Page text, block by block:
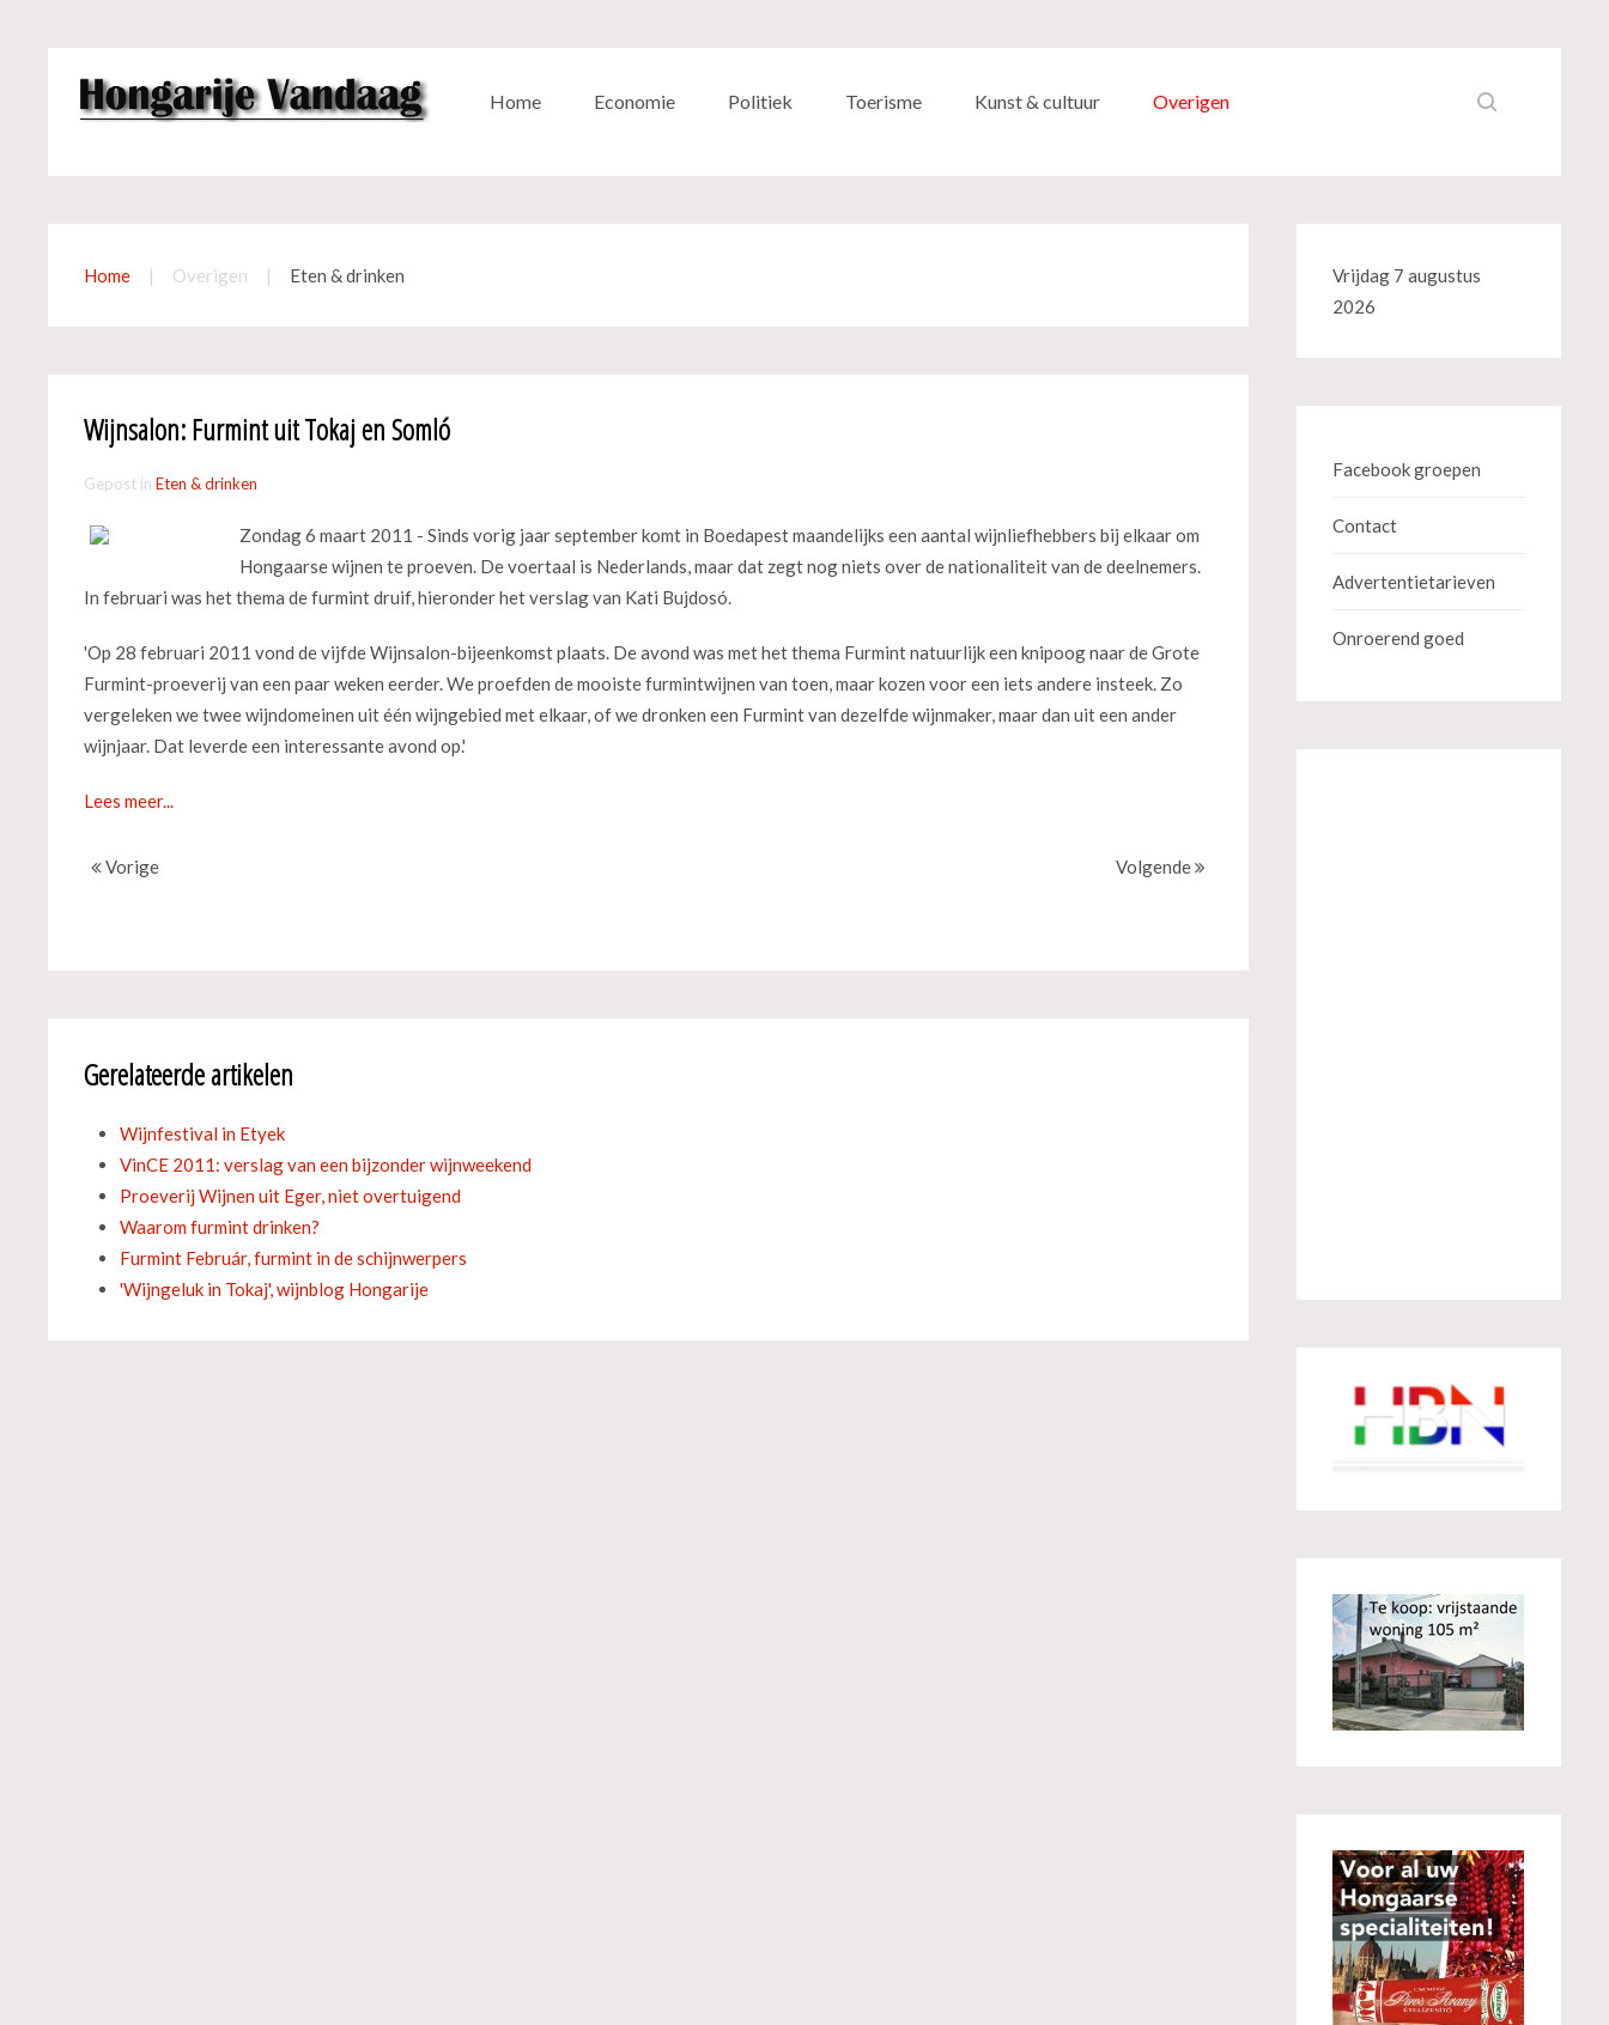
Home Economie Politiek Toerisme Kunst & cultuur Overigen
Home Overigen Eten & drinken
Wijnsalon: Furmint uit Tokaj en Somló
Gepost in Eten & drinken
Zondag 6 maart 2011 - Sinds vorig jaar september komt in Boedapest maandelijks een aantal wijnliefhebbers bij elkaar om
Hongaarse wijnen te proeven. De voertaal is Nederlands, maar dat zegt nog niets over de nationaliteit van de deelnemers.
In februari was het thema de furmint druif, hieronder het verslag van Kati Bujdosó.
'Op 28 februari 2011 vond de vijfde Wijnsalon-bijeenkomst plaats. De avond was met het thema Furmint natuurlijk een knipoog naar de Grote
Furmint-proeverij van een paar weken eerder. We proefden de mooiste furmintwijnen van toen, maar kozen voor een iets andere insteek. Zo
vergeleken we twee wijndomeinen uit één wijngebied met elkaar, of we dronken een Furmint van dezelfde wijnmaker, maar dan uit een ander
wijnjaar. Dat leverde een interessante avond op.'
Lees meer...
Vorige Volgende
Gerelateerde artikelen
Wijnfestival in Etyek
VinCE 2011: verslag van een bijzonder wijnweekend
Proeverij Wijnen uit Eger, niet overtuigend
Waarom furmint drinken?
Furmint Február, furmint in de schijnwerpers
'Wijngeluk in Tokaj', wijnblog Hongarije
Vrijdag 7 augustus
2026
Facebook groepen
Contact
Advertentietarieven
Onroerend goed